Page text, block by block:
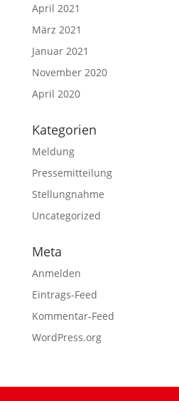
April 2021
März 2021
Januar 2021
November 2020
April 2020
Kategorien
Meldung
Pressemitteilung
Stellungnahme
Uncategorized
Meta
Anmelden
Eintrags-Feed
Kommentar-Feed
WordPress.org